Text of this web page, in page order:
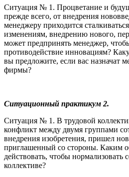
Ситуация № 1. Процветание и
прежде всего, от внедрения
менеджеру приходится
изменениям, внедрению нового,
может предпринять менеджер,
противодействие инновациям?
вы предложите, если вас назначат
фирмы?
Ситуационный практикум 2.
Ситуация № 1. В трудовой
конфликт между двумя группами
внедрения изобретения, пришел
приглашенный со стороны. Каким
действовать, чтобы нормализовать
коллективе?